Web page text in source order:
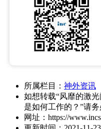
所属栏目： 神外资讯
如想转载“风靡的激
是如何工作的？”请务
网址： https://